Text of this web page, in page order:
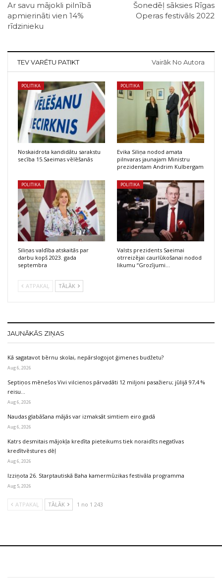
Ar savu mājokli pilnībā
apmierināti vien 14%
rīdzinieku
Šonedēļ sāksies Rīgas
Operas festivāls 2022
TEV VARĒTU PATIKT Vairāk No Autora
POLITIKA
Noskaidrota kandidātu sarakstu
secība 15.Saeimas vēlēšanās
POLITIKA
Evika Siliņa nodod amata
pilnvaras jaunajam Ministru
prezidentam Andrim Kulbergam
POLITIKA
Siliņas valdība atskaitās par
darbu kopš 2023. gada
septembra
POLITIKA
Valsts prezidents Saeimai
otrreizējai caurlūkošanai nodod
likumu “Grozījumi…
ATPAKAĻ TĀLĀK
JAUNĀKĀS ZIŅAS
Kā sagatavot bērnu skolai, nepārslogojot ģimenes budžetu?
Aug 6, 2026
Septiņos mēnešos Vivi vilcienos pārvadāti 12 miljoni pasažieru; jūlijā 97,4 %
reisu…
Aug 6, 2026
Naudas glabāšana mājās var izmaksāt simtiem eiro gadā
Aug 6, 2026
Katrs desmitais mājokļa kredīta pieteikums tiek noraidīts negatīvas
kredītvēstures dēļ
Aug 6, 2026
Izziņota 26. Starptautiskā Baha kamermūzikas festivāla programma
Aug 5, 2026
ATPAKAĻ TĀLĀK 1 no 1 243